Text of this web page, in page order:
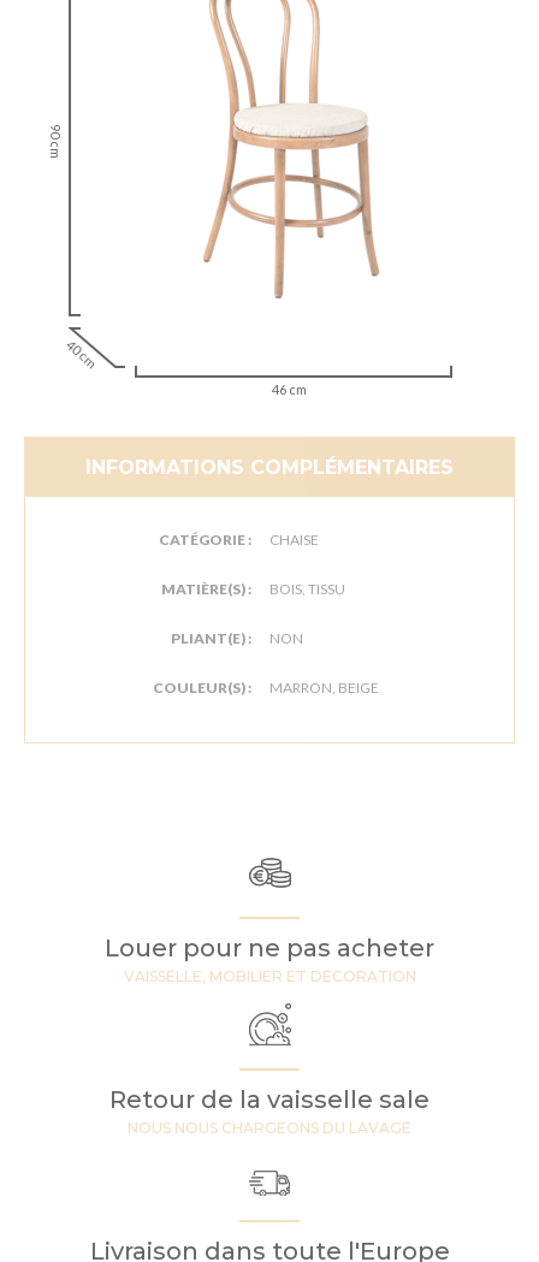
90 cm
40 cm
46 cm
INFORMATIONS COMPLÉMENTAIRES
CATÉGORIE : CHAISE
MATIÈRE(S) : BOIS, TISSU
PLIANT(E) : NON
COULEUR(S) : MARRON, BEIGE
Louer pour ne pas acheter
VAISSELLE, MOBILIER ET DECORATION
Retour de la vaisselle sale
NOUS NOUS CHARGEONS DU LAVAGE
Livraison dans toute l'Europe